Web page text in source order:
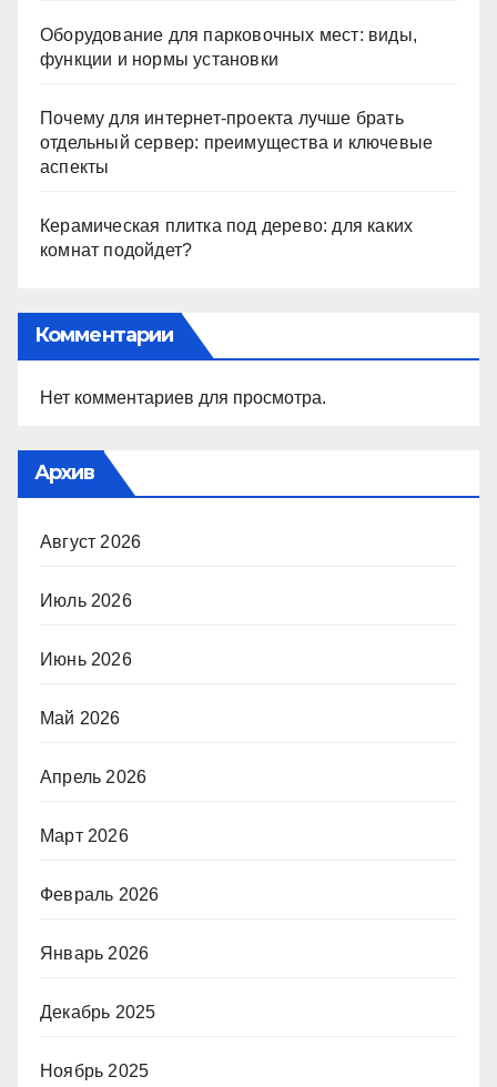
Оборудование для парковочных мест: виды,
функции и нормы установки
Почему для интернет-проекта лучше брать
отдельный сервер: преимущества и ключевые
аспекты
Керамическая плитка под дерево: для каких
комнат подойдет?
Комментарии
Нет комментариев для просмотра.
Архив
Август 2026
Июль 2026
Июнь 2026
Май 2026
Апрель 2026
Март 2026
Февраль 2026
Январь 2026
Декабрь 2025
Ноябрь 2025